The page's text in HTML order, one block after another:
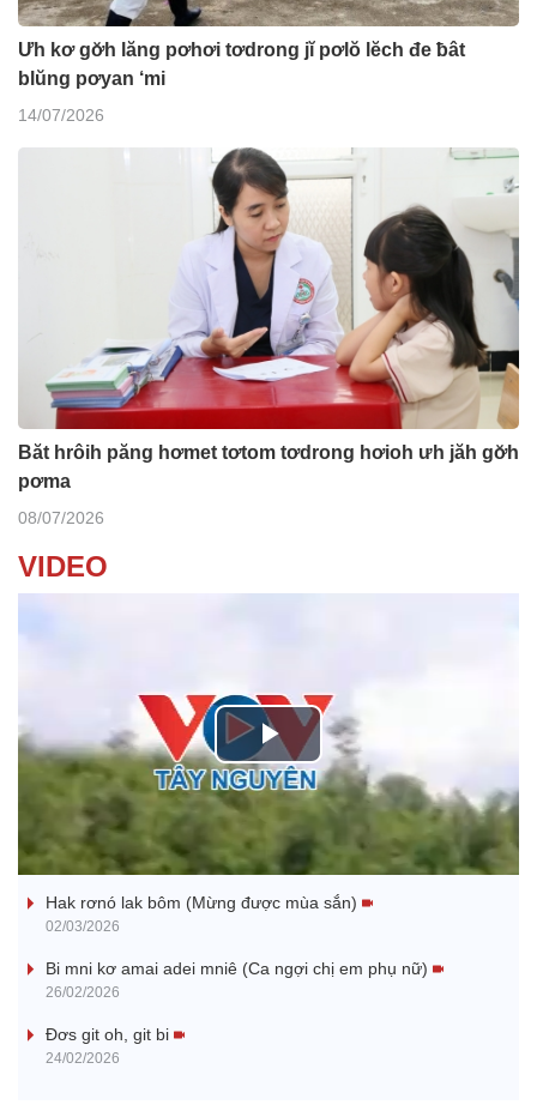
Ưh kơ gơ̆h lăng pơhơi tơdrong jĭ pơlŏ lĕch đe ƀât
blŭng pơyan ‘mi
14/07/2026
Băt hrôih păng hơmet tơtom tơdrong hơioh ưh jăh gơ̆h
pơma
08/07/2026
VIDEO
P
a
V
Nhớ bạn
Hak rơnó lak bôm (Mừng được mùa sắn)
02/03/2026
Bi mni kơ amai adei mniê (Ca ngợi chị em phụ nữ)
26/02/2026
Đơs git oh, git bi
24/02/2026